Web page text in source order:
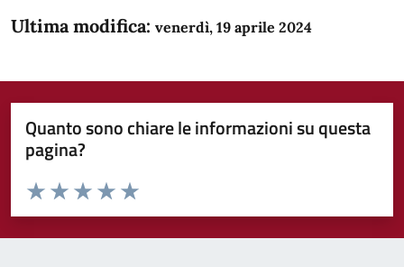
Ultima modifica: venerdì, 19 aprile 2024
Quanto sono chiare le informazioni su questa
pagina?
Domanda
Valuta da 1 a 5 stelle la pagina
Valuta 5 stelle su 5
Valuta 4 stelle su 5
Valuta 3 stelle su 5
Valuta 2 stelle su 5
Valuta 1 stelle su 5